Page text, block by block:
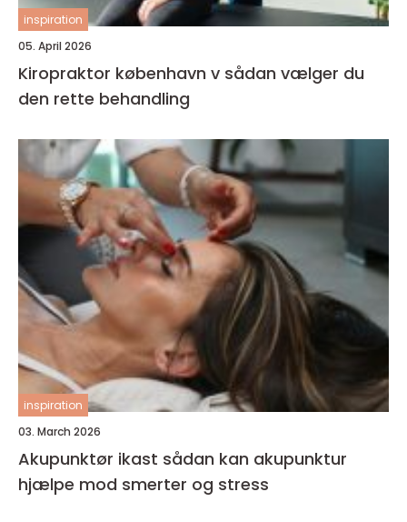
inspiration
05. April 2026
Kiropraktor københavn v sådan vælger du
den rette behandling
inspiration
03. March 2026
Akupunktør ikast sådan kan akupunktur
hjælpe mod smerter og stress